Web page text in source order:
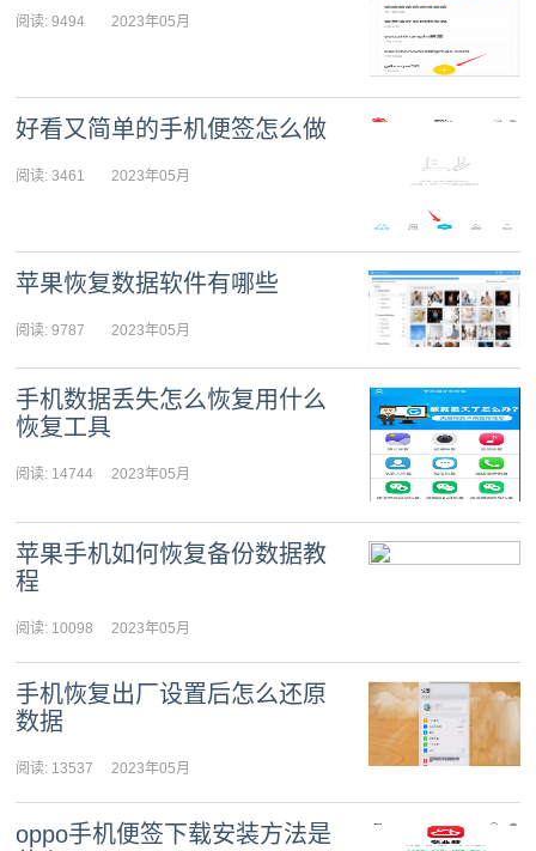
阅读: 9494
2023年05月
好看又简单的手机便签怎么做
阅读: 3461
2023年05月
苹果恢复数据软件有哪些
阅读: 9787
2023年05月
手机数据丢失怎么恢复用什么
恢复工具
阅读: 14744
2023年05月
苹果手机如何恢复备份数据教
程
阅读: 10098
2023年05月
07日 08:18:00
手机恢复出厂设置后怎么还原
数据
阅读: 13537
2023年05月
07日 08:04:59
oppo手机便签下载安装方法是